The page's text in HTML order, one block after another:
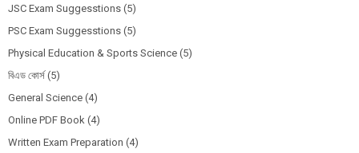
JSC Exam Suggesstions (5)
PSC Exam Suggesstions (5)
Physical Education & Sports Science (5)
বিএড কোর্স (5)
General Science (4)
Online PDF Book (4)
Written Exam Preparation (4)